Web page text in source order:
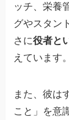
ッチ、栄養
グやスタン
さに役者と
えています。
また、彼は
こと」を意